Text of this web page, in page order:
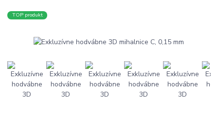
TOP produkt